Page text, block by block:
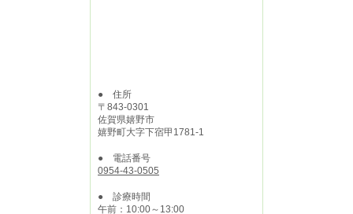
● 住所
〒843-0301
佐賀県嬉野市
嬉野町大字下宿甲1781-1
● 電話番号
0954-43-0505
● 診療時間
午前：10:00～13:00